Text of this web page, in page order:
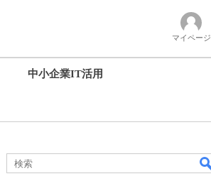
マイページ
中小企業IT活用